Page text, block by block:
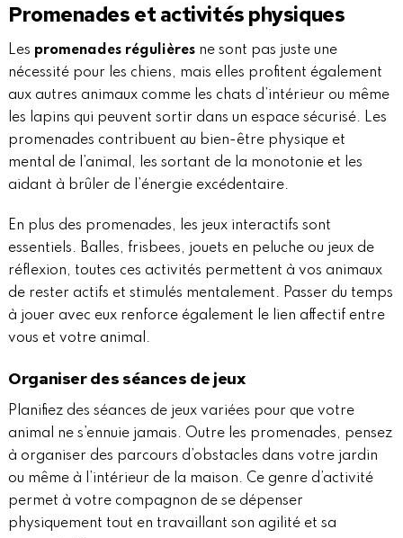
Promenades et activités physiques
Les promenades régulièresne sont pas juste une
nécessité pour les chiens, mais elles profitent également
aux autres animaux comme les chats d’intérieur ou même
les lapins qui peuvent sortir dans un espace sécurisé. Les
promenades contribuent au bien-être physique et
mental de l’animal, les sortant de la monotonie et les
aidant à brûler de l’énergie excédentaire.
En plus des promenades, les jeux interactifs sont
essentiels. Balles, frisbees, jouets en peluche ou jeux de
réflexion, toutes ces activités permettent à vos animaux
de rester actifs et stimulés mentalement. Passer du temps
à jouer avec eux renforce également le lien affectif entre
vous et votre animal.
Organiser des séances de jeux
Planifiez des séances de jeux variées pour que votre
animal ne s’ennuie jamais. Outre les promenades, pensez
à organiser des parcours d’obstacles dans votre jardin
ou même à l’intérieur de la maison. Ce genre d’activité
permet à votre compagnon de se dépenser
physiquement tout en travaillant son agilité et sa